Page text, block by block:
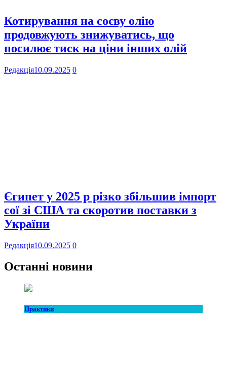
Котирування на соєву олію
продовжують знижуватись, що
посилює тиск на ціни інших олій
Редакція10.09.2025 0
Єгипет у 2025 р різко збільшив імпорт
сої зі США та скоротив поставки з
України
Редакція10.09.2025 0
Останні новини
Практики